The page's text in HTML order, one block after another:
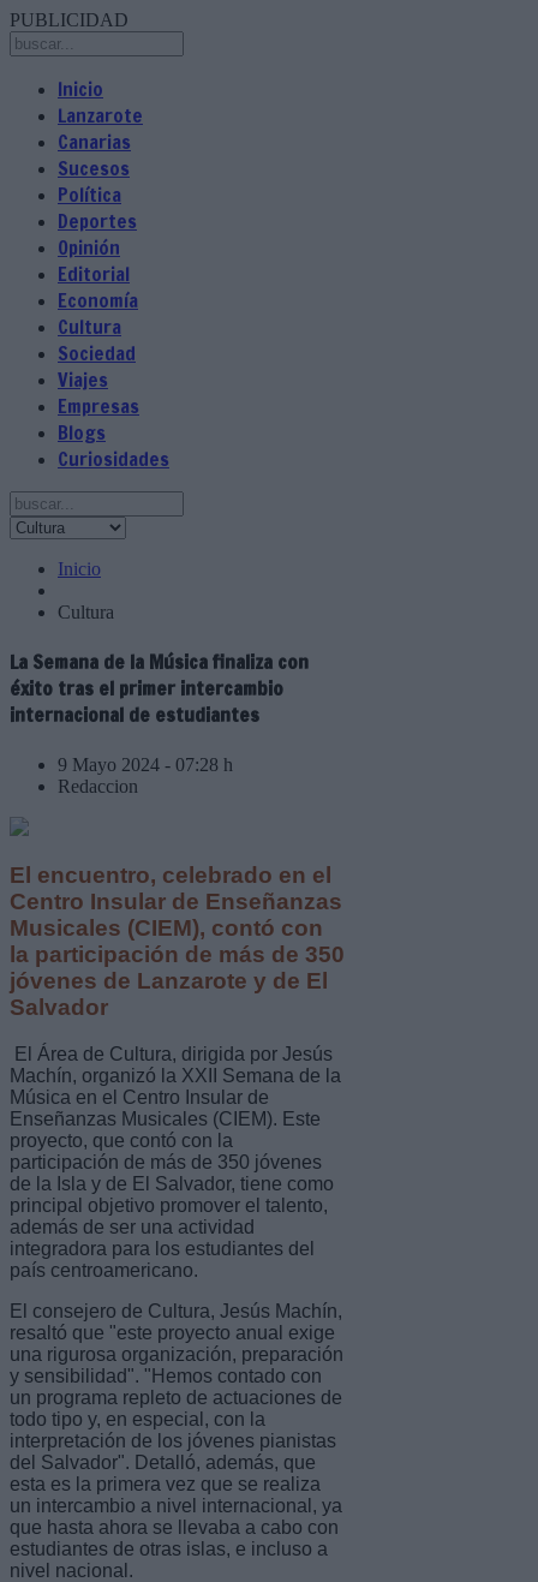
PUBLICIDAD
Inicio
Lanzarote
Canarias
Sucesos
Política
Deportes
Opinión
Editorial
Economía
Cultura
Sociedad
Viajes
Empresas
Blogs
Curiosidades
Inicio
Cultura
La Semana de la Música finaliza con
éxito tras el primer intercambio
internacional de estudiantes
9 Mayo 2024 - 07:28 h
Redaccion
El encuentro, celebrado en el
Centro Insular de Enseñanzas
Musicales (CIEM), contó con
la participación de más de 350
jóvenes de Lanzarote y de El
Salvador
El Área de Cultura, dirigida por Jesús
Machín, organizó la XXII Semana de la
Música en el Centro Insular de
Enseñanzas Musicales (CIEM). Este
proyecto, que contó con la
participación de más de 350 jóvenes
de la Isla y de El Salvador, tiene como
principal objetivo promover el talento,
además de ser una actividad
integradora para los estudiantes del
país centroamericano.
El consejero de Cultura, Jesús Machín,
resaltó que "este proyecto anual exige
una rigurosa organización, preparación
y sensibilidad". "Hemos contado con
un programa repleto de actuaciones de
todo tipo y, en especial, con la
interpretación de los jóvenes pianistas
del Salvador". Detalló, además, que
esta es la primera vez que se realiza
un intercambio a nivel internacional, ya
que hasta ahora se llevaba a cabo con
estudiantes de otras islas, e incluso a
nivel nacional.